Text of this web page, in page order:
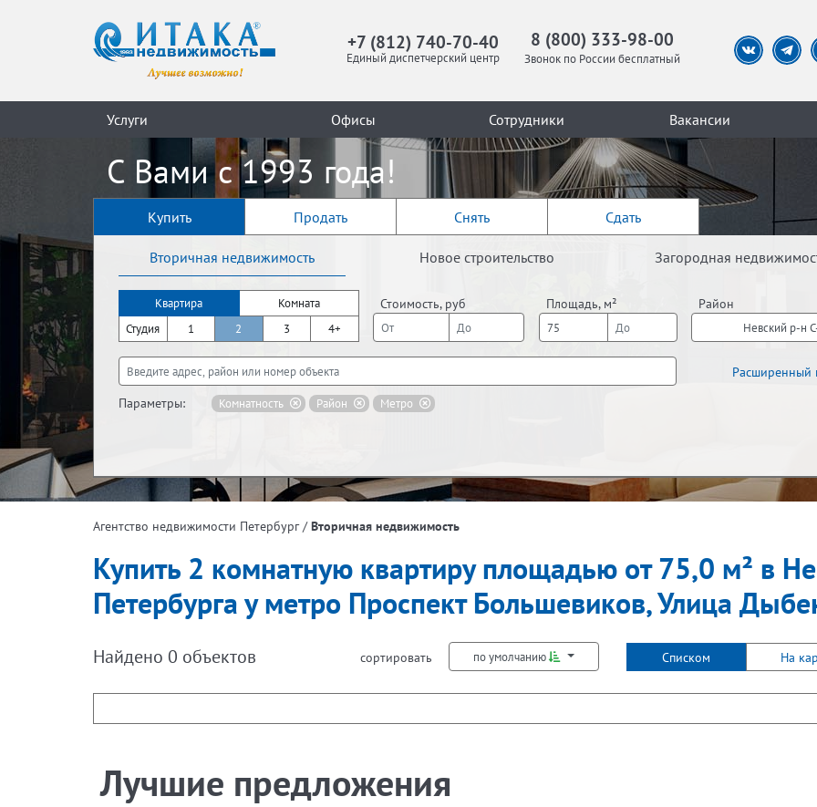
+7 (812) 740-70-40
Единый диспетчерский центр
8 (800) 333-98-00
Звонок по России бесплатный
Услуги Офисы Сотрудники Вакансии
С Вами с 1993 года!
Купить Продать Снять Сдать
Вторичная недвижимость Новое строительство Загородная
Квартира
Комната
Студия
1 2 3 4+
Стоимость, руб Площадь, м² Район
Невский р-н
Расширенный
Параметры: Комнатность Район Метро
Жилая площадь, м²
Этаж
Площадь кухни, м²
Не первый
Не последний Лифт
Агентство недвижимости Петербург /Вторичная недвижимость
Купить 2 комнатную квартиру площадью от 75,0 м² в
Петербурга у метро Проспект Большевиков, Улица
Найдено 0 объектов сортировать по умолчанию Списком На
Лучшие предложения